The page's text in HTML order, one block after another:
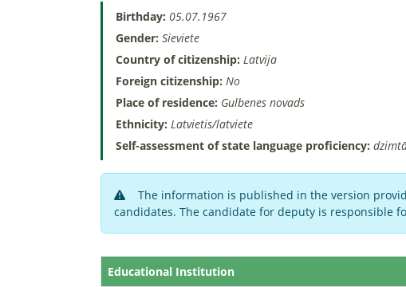
Birthday: 05.07.1967
Gender: Sieviete
Country of citizenship: Latvija
Foreign citizenship: No
Place of residence: Gulbenes novads
Ethnicity: Latvietis/latviete
Self-assessment of state language proficiency:
The information is published in the version
candidates. The candidate for deputy is responsible
Educational Institution